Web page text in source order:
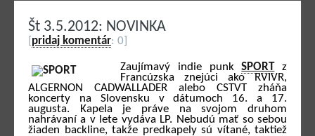
Št 3.5.2012: NOVINKA
pridaj komentár: 0]
Zaujímavý indie punkSPORTz
Francúzska znejúci ako RVIVR,
ALGERNON CADWALLADER alebo CSTVT zháňa
koncerty na Slovensku v dátumoch 16. a 17.
augusta. Kapela je práve na svojom druhom
nahrávaní a v lete vydáva LP. Nebudú mať so sebou
žiaden backline, takže predkapely sú vítané, taktiež